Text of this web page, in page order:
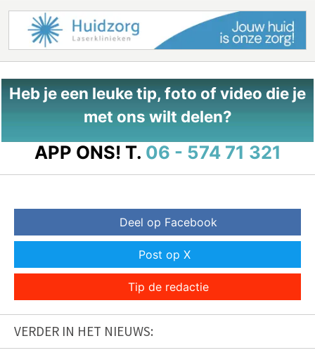
Heb je een leuke tip, foto of video die je
met ons wilt delen?
APP ONS! T. 06 - 574 71 321
Deel op Facebook
Post op X
Tip de redactie
VERDER IN HET NIEUWS: